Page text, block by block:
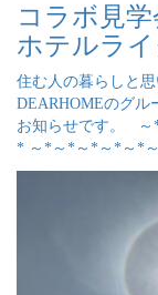
コラボ見
ホテルラ
住む人の暮らしと
DEARHOMEのグル
お知らせです。
* ～*～*～*～*～